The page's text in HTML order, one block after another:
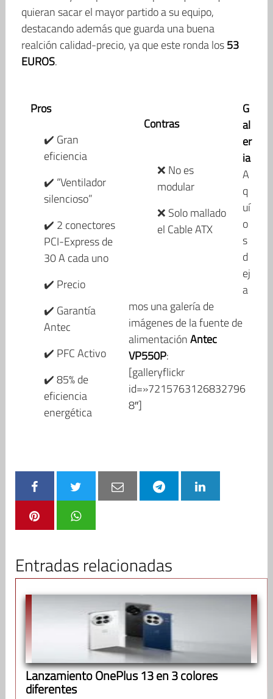
quieran sacar el mayor partido a su equipo,
destacando además que guarda una buena
realción calidad-precio, ya que este ronda los53
EUROS.
Pros
✔️ Gran
eficiencia
✔️ “Ventilador
silencioso”
✔️ 2 conectores
PCI-Express de
30 A cada uno
✔️ Precio
✔️ Garantía
Antec
✔️ PFC Activo
✔️ 85% de
eficiencia
energética
Contras
❌ No es
modular
❌ Solo mallado
el Cable ATX
G
al
er
ia
A
q
uí
o
s
d
ej
a
mos una galería de
imágenes de la fuente de
alimentaciónAntec
VP550P:
[galleryflickr
id=»7215763126832796
8″]
Entradas relacionadas
Lanzamiento OnePlus 13 en 3 colores
diferentes